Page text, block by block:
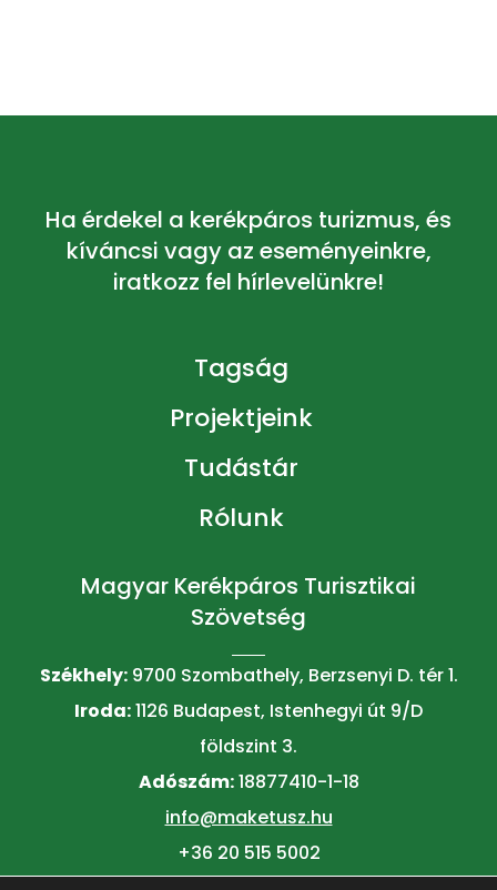
Tagság
Projektjeink
Tudástár
Rólunk
Magyar Kerékpáros Turisztikai
Szövetség
Székhely:9700 Szombathely, Berzsenyi D. tér 1.
Iroda:1126 Budapest, Istenhegyi út 9/D
földszint 3.
Adószám:18877410-1-18
info@maketusz.hu
+36 20 515 5002
Ha érdekel a kerékpáros turizmus, és
kíváncsi vagy az eseményeinkre,
iratkozz fel hírlevelünkre!